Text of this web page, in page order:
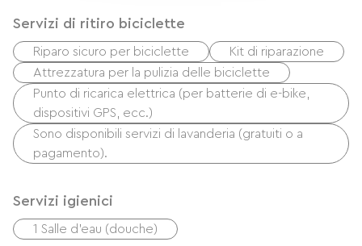
Servizi di ritiro biciclette
Riparo sicuro per biciclette
Kit di riparazione
Attrezzatura per la pulizia delle biciclette
Punto di ricarica elettrica (per batterie di e-bike,
dispositivi GPS, ecc.)
Sono disponibili servizi di lavanderia (gratuiti o a
pagamento).
Servizi igienici
1 Salle d'eau (douche)